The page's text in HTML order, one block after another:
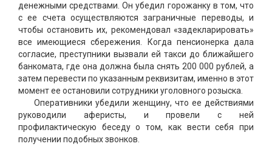
денежными средствами. Он убедил горожанку в том, что
с ее счета осуществляются заграничные переводы, и
чтобы остановить их, рекомендовал «задекларировать»
все имеющиеся сбережения. Когда пенсионерка дала
согласие, преступники вызвали ей такси до ближайшего
банкомата, где она должна была снять 200 000 рублей, а
затем перевести по указанным реквизитам, именно в этот
момент ее остановили сотрудники уголовного розыска.
Оперативники убедили женщину, что ее действиями
руководили аферисты, и провели с ней
профилактическую беседу о том, как вести себя при
получении подобных звонков.